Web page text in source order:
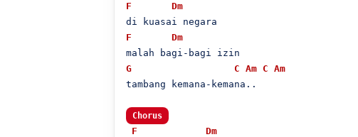
F
Dm
F
Dm
G
C Am C Am
tambang kemana-kemana..
Chorus
F
Dm